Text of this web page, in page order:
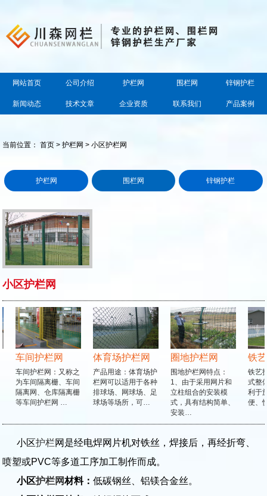
网站首页 公司介绍 护栏网 围栏网 锌钢护栏
新闻动态 技术文章 企业资质 联系我们 产品案例
当前位置：首页 >护栏网 > 小区护栏网
护栏网 围栏网 锌钢护栏
小区护栏网
车间护栏网
车间护栏网：又称之
为车间隔离栅、车间
隔离网、仓库隔离栅
等车间护栏网 …
体育场护栏网
产品用途：体育场护
栏网可以适用于各种
排球场、网球场、足
球场等场所，可…
圈地护栏网
围地护栏网特点：
1、由于采用网片和
立柱组合的安装模
式，具有结构简单、
安装…
铁艺
铁艺
式整
利于
便、
小区护栏网是经电焊网片机对铁丝，焊接后，再经折弯、
喷塑或PVC等多道工序加工制作而成。
小区护栏网材料：低碳钢丝、铝镁合金丝。